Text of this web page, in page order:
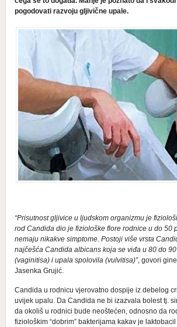
pogodovati razvoju gljivične upale.
“Prisutnost gljivice u ljudskom organizmu je
rod Candida dio je fiziološke flore rodnice u do 50
nemaju nikakve simptome. Postoji više vrsta
najčešća Candida albicans koja se viđa u 80 do
(vaginitisa) i upala spolovila (vulvitisa)”, govori
Jasenka Grujić.
Candida u rodnicu vjerovatno dospije iz debelog
uvijek upalu. Da Candida ne bi izazvala bolest tj.
da okoliš u rodnici bude neoštećen, odnosno da
fiziološkim “dobrim” bakterijama kakav je